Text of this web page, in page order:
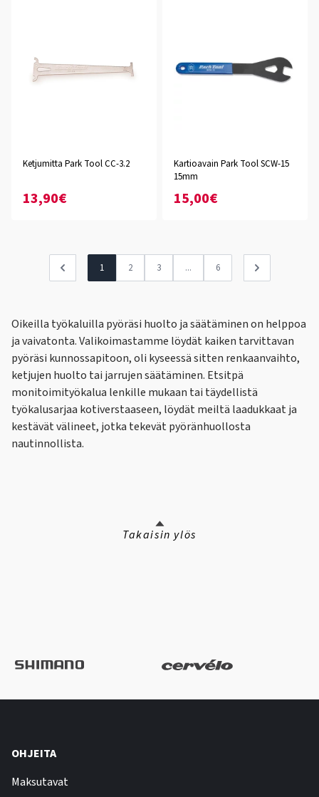
Ketjumitta Park Tool CC-3.2
13,90€
Kartioavain Park Tool SCW-15
15mm
15,00€
1 2 3 ... 6
Oikeilla työkaluilla pyöräsi huolto ja säätäminen on helppoa
ja vaivatonta. Valikoimastamme löydät kaiken tarvittavan
pyöräsi kunnossapitoon, oli kyseessä sitten renkaanvaihto,
ketjujen huolto tai jarrujen säätäminen. Etsitpä
monitoimityökalua lenkille mukaan tai täydellistä
työkalusarjaa kotiverstaaseen, löydät meiltä laadukkaat ja
kestävät välineet, jotka tekevät pyöränhuollosta
nautinnollista.
Takaisin ylös
OHJEITA
Maksutavat